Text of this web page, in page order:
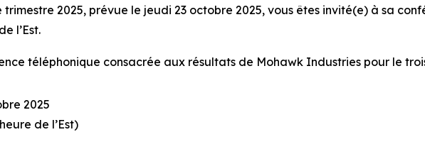
trimestre 2025, prévue le jeudi 23 octobre 2025, vous êtes invité(e) à sa
l’Est.
téléphonique consacrée aux résultats de Mohawk Industries pour le
2025
de l’Est)